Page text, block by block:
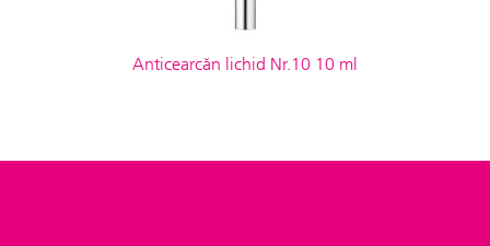
Anticearcăn lichid Nr.10 10 ml